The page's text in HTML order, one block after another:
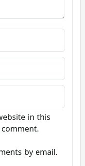
in this
by email.